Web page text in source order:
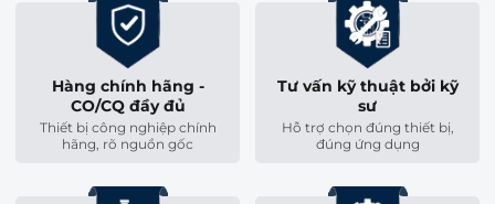
Hàng chính hãng -
CO/CQ đầy đủ
Thiết bị công nghiệp chính
hãng, rõ nguồn gốc
Tư vấn kỹ thuật bởi kỹ
sư
Hỗ trợ chọn đúng thiết bị,
đúng ứng dụng